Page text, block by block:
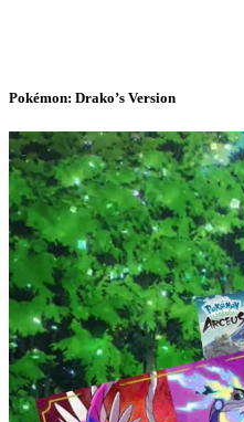
Pokémon: Drako’s Version